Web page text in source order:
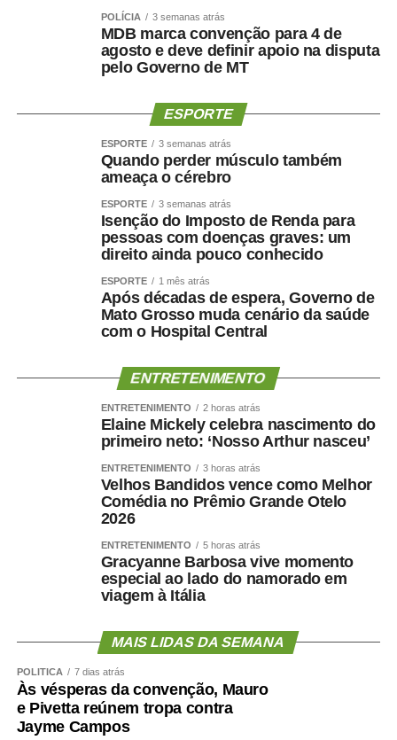
número na balança. O tratamento precisa preservar
músculo, reduzir gordura visceral, melhorar o
metabolismo e manter a autonomia.
O paciente não deve apenas ficar mais leve. Deve
mais saudável, mais forte e funcionalmente mais
Por que o músculo influencia
a saúde cerebral?
A relação entre músculo e cérebro é complexa, mas
alguns mecanismos ajudam a explicá-la.
A perda muscular pode piorar a resistência à insulina,
favorecer inflamação crônica. Ao mesmo tempo, fatores
como hipertensão, diabetes, apneia do sono e colesterol
elevado afetam os vasos sanguíneos que irrigam tanto o
coração quanto o cérebro.
Por isso, preservar músculo é muito mais do que uma
questão estética. É uma estratégia de proteção
metabólica, cardiovascular, funcional e possivelmente
Como enfrentar
cientificamente esse problema
?
POLÍCIA 3 semanas atrás
MDB marca convenção para 4 de
agosto e deve definir apoio na disputa
pelo Governo de MT
ESPORTE
ESPORTE 3 semanas atrás
Quando perder músculo também
ameaça o cérebro
ESPORTE 3 semanas atrás
Isenção do Imposto de Renda para
pessoas com doenças graves: um
direito ainda pouco conhecido
ESPORTE 1 mês atrás
Após décadas de espera, Governo de
Mato Grosso muda cenário da saúde
com o Hospital Central
ENTRETENIMENTO
ENTRETENIMENTO 2 horas atrás
Elaine Mickely celebra nascimento do
primeiro neto: ‘Nosso Arthur nasceu’
ENTRETENIMENTO 3 horas atrás
Velhos Bandidos vence como Melhor
Comédia no Prêmio Grande Otelo
2026
ENTRETENIMENTO 5 horas atrás
Gracyanne Barbosa vive momento
especial ao lado do namorado em
viagem à Itália
MAIS LIDAS DA SEMANA
POLÍTICA 7 dias atrás
Às vésperas da convenção, Mauro
e Pivetta reúnem tropa contra
Jayme Campos